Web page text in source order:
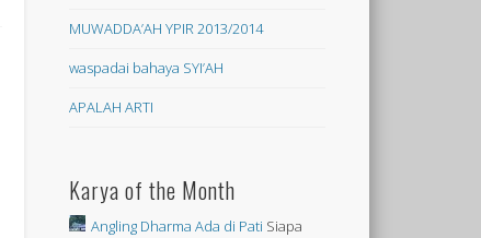
MUWADDA’AH YPIR 2013/2014
waspadai bahaya SYI’AH
APALAH ARTI
Karya of the Month
Angling Dharma Ada di Pati Siapa